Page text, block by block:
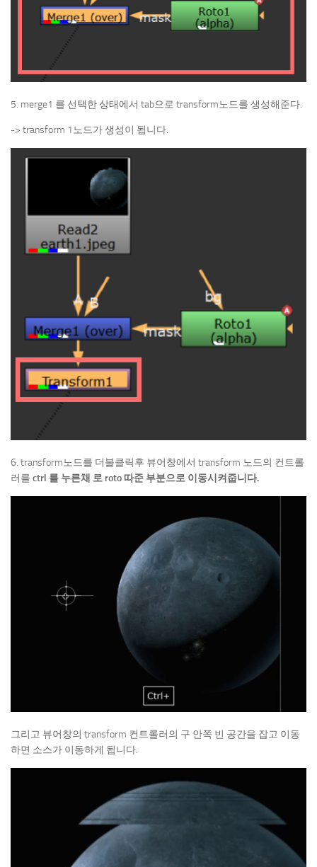
5. merge1 를 선택한 상태에서 tab으로 transform노드를 생성해준다.
-> transform 1노드가 생성이 됩니다.
6. transform노드를 더블클릭후 뷰어창에서 transform 노드의 컨트롤
러를 ctrl 를 누른채 로 roto 따준 부분으로 이동시켜줍니다.
그리고 뷰어창의 transform 컨트롤러의 구 안쪽 빈 공간을 잡고 이동
하면 소스가 이동하게 됩니다.